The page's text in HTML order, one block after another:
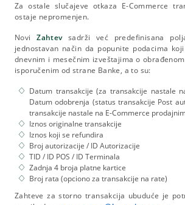
Za ostale slučajeve otkaza E-Commerce
ostaje nepromenjen.
NoviZahtevsadrži već predefinisana
jednostavan način da popunite podacima
dnevnim i mesečnim izveštajima o
isporučenim od strane Banke, a to su:
Datum transakcije (za transakcije nastale
Datum odobrenja (status transakcije Post
transakcije nastale na E-Commerce
Iznos originalne transakcije
Iznos koji se refundira
Broj autorizacije / ID Autorizacije
TID / ID POS / ID Terminala
Zadnja 4 broja platne kartice
Broj rata (opciono za transakcije na rate)
Zahteve za storno transakcija ubuduće je